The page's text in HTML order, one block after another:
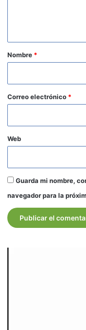
r
o
*
Nombre *
Correo electrónico *
Web
Guarda mi nombre,
navegador para la